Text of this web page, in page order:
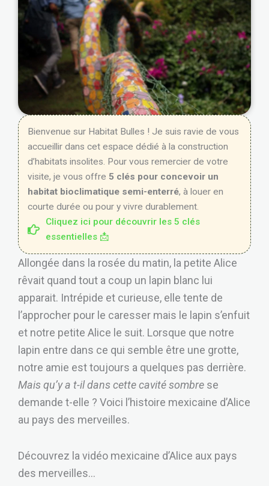
Bienvenue sur Habitat Bulles ! Je suis ravie de vous
accueillir dans cet espace dédié à la construction
d’habitats insolites. Pour vous remercier de votre
visite, je vous offre 5 clés pour concevoir un
habitat bioclimatique semi-enterré, à louer en
courte durée ou pour y vivre durablement.
Cliquez ici pour découvrir les 5 clés
essentielles 📩
Allongée dans la rosée du matin, la petite Alice
rêvait quand tout a coup un lapin blanc lui
apparait. Intrépide et curieuse, elle tente de
l’approcher pour le caresser mais le lapin s’enfuit
et notre petite Alice le suit. Lorsque que notre
lapin entre dans ce qui semble être une grotte,
notre amie est toujours a quelques pas derrière.
Mais qu’y a t-il dans cette cavité sombre se
demande t-elle ? Voici l’histoire mexicaine d’Alice
au pays des merveilles.
Découvrez la vidéo mexicaine d’Alice aux pays
des merveilles…